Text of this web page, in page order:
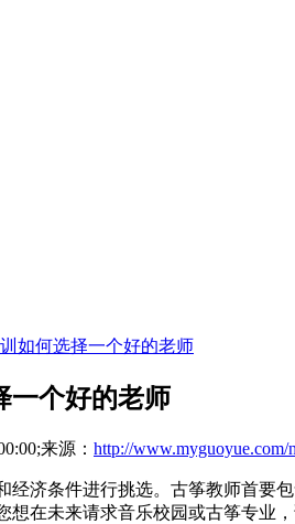
如何选择一个好的老师
一个好的老师
来源： http://www.myguoyue.com/
经济条件进行挑选。古筝教师首要
想在未来请求音乐校园或古筝专业